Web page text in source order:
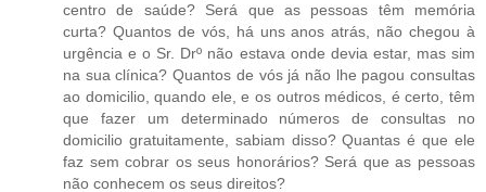
centro de saúde? Será que as pessoas têm memória
curta? Quantos de vós, há uns anos atrás, não chegou à
urgência e o Sr. Drº não estava onde devia estar, mas sim
na sua clínica? Quantos de vós já não lhe pagou consultas
ao domicilio, quando ele, e os outros médicos, é certo, têm
que fazer um determinado números de consultas no
domicilio gratuitamente, sabiam disso? Quantas é que ele
faz sem cobrar os seus honorários? Será que as pessoas
não conhecem os seus direitos?